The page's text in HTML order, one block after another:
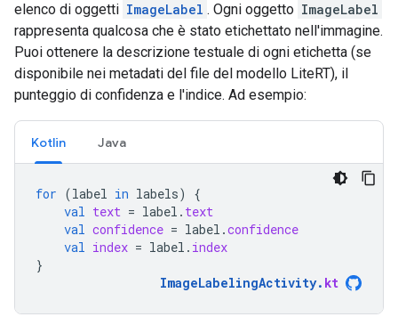
elenco di oggetti ImageLabel . Ogni oggetto ImageLabel
rappresenta qualcosa che è stato etichettato nell'immagine.
Puoi ottenere la descrizione testuale di ogni etichetta (se
disponibile nei metadati del file del modello LiteRT), il
punteggio di confidenza e l'indice. Ad esempio:
Kotlin Java
for (label in labels)
{
val text = label . text
val confidence = label .confidence
val index = label . index
}
ImageLabelingActivity. kt